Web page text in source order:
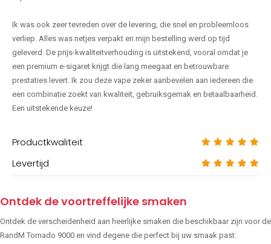
Ik was ook zeer tevreden over de levering, die snel en probleemloos
verliep. Alles was netjes verpakt en mijn bestelling werd op tijd
geleverd. De prijs-kwaliteitverhouding is uitstekend, vooral omdat je
een premium e-sigaret krijgt die lang meegaat en betrouwbare
prestaties levert. Ik zou deze vape zeker aanbevelen aan iedereen die
een combinatie zoekt van kwaliteit, gebruiksgemak en betaalbaarheid.
Een uitstekende keuze!
Productkwaliteit
Levertijd
Ontdek de voortreffelijke smaken
Ontdek de verscheidenheid aan heerlijke smaken die beschikbaar zijn voor de
RandM Tornado 9000 en vind degene die perfect bij uw smaak past: